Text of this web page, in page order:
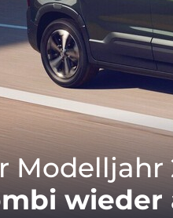
Modelljahr
wieder